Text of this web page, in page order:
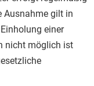
Ausnahme gilt in
einer
nicht möglich ist